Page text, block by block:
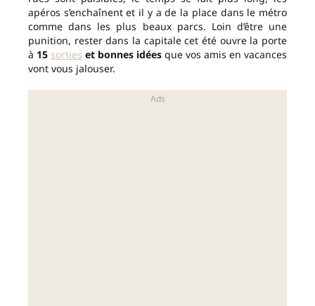
apéros s’enchaînent et il y a de la place dans le métro
comme dans les plus beaux parcs. Loin d’être une
punition, rester dans la capitale cet été ouvre la porte
à 15 sorties et bonnes idées que vos amis en vacances
vont vous jalouser.